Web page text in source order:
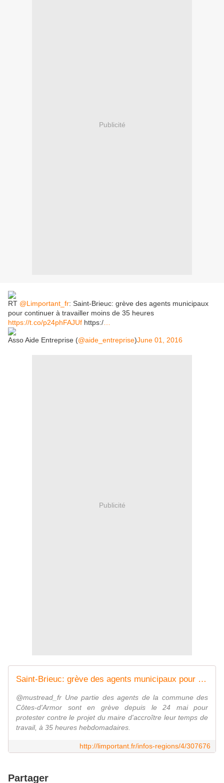
Publicité
RT @Limportant_fr: Saint-Brieuc: grève des agents municipaux
pour continuer à travailler moins de 35 heures
https://t.co/p24phFAJUf https:/
Asso Aide Entreprise (@aide_entreprise)June 01, 2016
Publicité
Saint-Brieuc: grève des agents municipaux pour continuer à travailler moins de 35 heures @mustread_fr
@mustread_fr Une partie des agents de la commune des
Côtes-d'Armor sont en grève depuis le 24 mai pour
protester contre le projet du maire d'accroître leur temps de
travail, à 35 heures hebdomadaires.
http://limportant.fr/infos-regions/4/307676
Partager